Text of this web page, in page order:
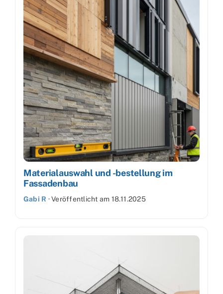
Materialauswahl und -bestellung im
Fassadenbau
Gabi R ·Veröffentlicht am 18.11.2025